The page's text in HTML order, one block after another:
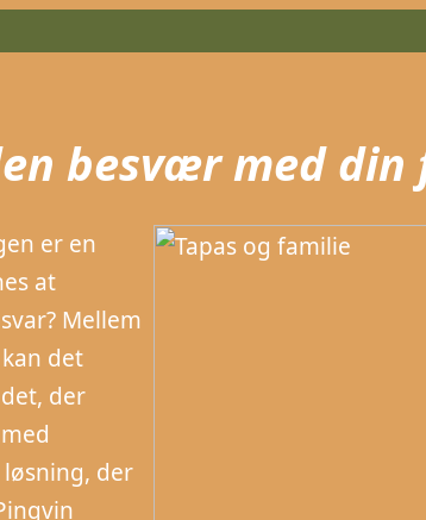
besvær med din
er en
at
Mellem
det
der
der